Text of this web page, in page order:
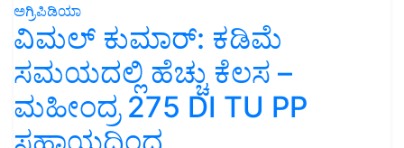
ಅಗ್ರಿಪಿಡಿಯಾ
ವಿಮಲ್ ಕುಮಾರ್: ಕಡಿಮೆ
ಸಮಯದಲ್ಲಿ ಹೆಚ್ಚು ಕೆಲಸ –
ಮಹೀಂದ್ರ 275 DI TU PP
ಸಹಾಯದಿಂದ